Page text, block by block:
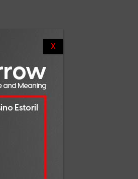
palavras.
do qual,
mas
como
Dessas
obras
importante.
X